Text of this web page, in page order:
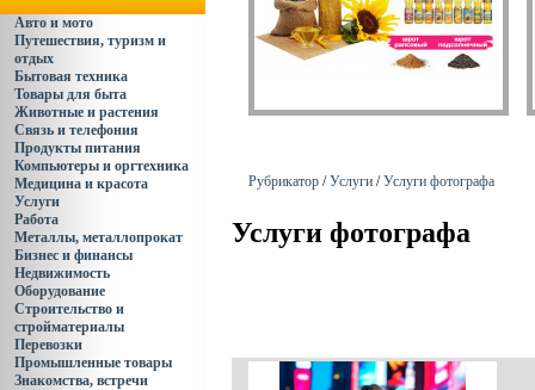
Авто и мото
Путешествия, туризм и
отдых
Бытовая техника
Товары для быта
Животные и растения
Связь и телефония
Продукты питания
Компьютеры и оргтехника
Медицина и красота
Услуги
Работа
Металлы, металлопрокат
Бизнес и финансы
Недвижимость
Оборудование
Строительство и
стройматериалы
Перевозки
Промышленные товары
Знакомства, встречи
Рубрикатор /Услуги /Услуги фотографа
Услуги фотографа